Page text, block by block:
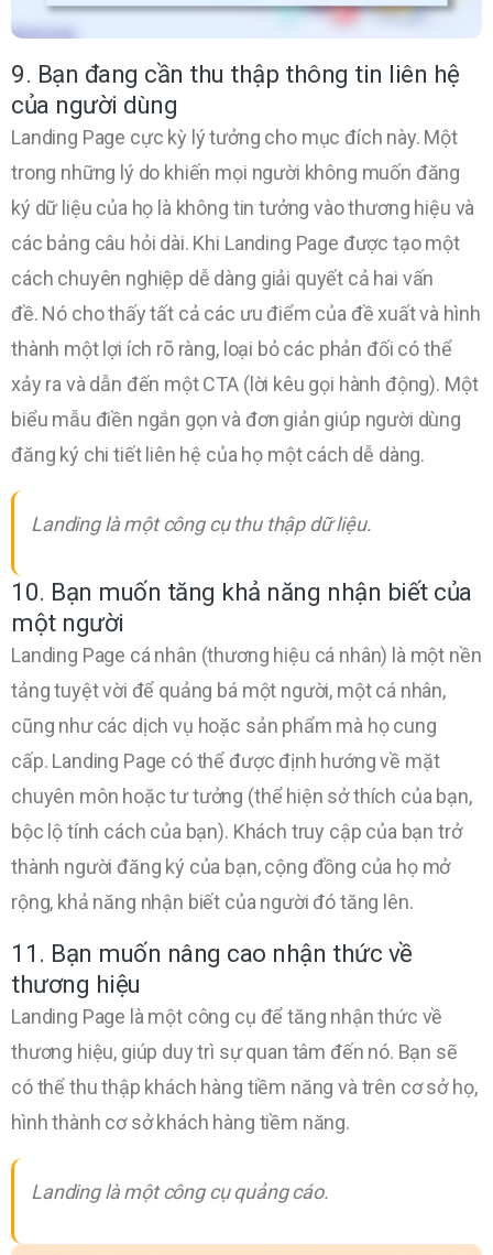
9. Bạn đang cần thu thập thông tin liên hệ
của người dùng
Landing Page cực kỳ lý tưởng cho mục đích này. Một
trong những lý do khiến mọi người không muốn đăng
ký dữ liệu của họ là không tin tưởng vào thương hiệu và
các bảng câu hỏi dài. Khi Landing Page được tạo một
cách chuyên nghiệp dễ dàng giải quyết cả hai vấn
đề. Nó cho thấy tất cả các ưu điểm của đề xuất và hình
thành một lợi ích rõ ràng, loại bỏ các phản đối có thể
xảy ra và dẫn đến một CTA (lời kêu gọi hành động). Một
biểu mẫu điền ngắn gọn và đơn giản giúp người dùng
đăng ký chi tiết liên hệ của họ một cách dễ dàng.
Landing là một công cụ thu thập dữ liệu.
10. Bạn muốn tăng khả năng nhận biết của
một người
Landing Page cá nhân (thương hiệu cá nhân) là một nền
tảng tuyệt vời để quảng bá một người, một cá nhân,
cũng như các dịch vụ hoặc sản phẩm mà họ cung
cấp. Landing Page có thể được định hướng về mặt
chuyên môn hoặc tư tưởng (thể hiện sở thích của bạn,
bộc lộ tính cách của bạn). Khách truy cập của bạn trở
thành người đăng ký của bạn, cộng đồng của họ mở
rộng, khả năng nhận biết của người đó tăng lên.
11. Bạn muốn nâng cao nhận thức về
thương hiệu
Landing Page là một công cụ để tăng nhận thức về
thương hiệu, giúp duy trì sự quan tâm đến nó. Bạn sẽ
có thể thu thập khách hàng tiềm năng và trên cơ sở họ,
hình thành cơ sở khách hàng tiềm năng.
Landing là một công cụ quảng cáo.